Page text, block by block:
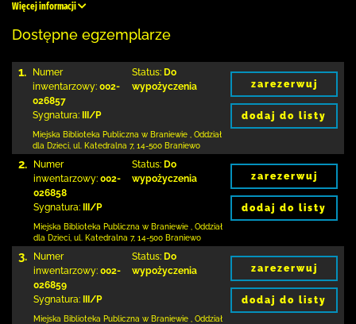
Więcej informacji
Dostępne egzemplarze
1.
Numer
inwentarzowy: 002-
026857
Sygnatura:
III/P
Status: Do
wypożyczenia
Miejska Biblioteka Publiczna w Braniewie
Oddział
dla Dzieci, ul. Katedralna 7, 14-500 Braniewo
zarezerwuj
dodaj do listy
2.
Numer
inwentarzowy: 002-
026858
Sygnatura:
III/P
Status: Do
wypożyczenia
Miejska Biblioteka Publiczna w Braniewie
Oddział
dla Dzieci, ul. Katedralna 7, 14-500 Braniewo
zarezerwuj
dodaj do listy
3.
Numer
inwentarzowy: 002-
026859
Sygnatura:
III/P
Status: Do
wypożyczenia
Miejska Biblioteka Publiczna w Braniewie
Oddział
zarezerwuj
dodaj do listy